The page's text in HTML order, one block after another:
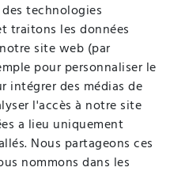
technologies
traitons les données
site web (par
pour personnaliser le
intégrer des médias de
l'accès à notre site
a lieu uniquement
Nous partageons ces
nommons dans les